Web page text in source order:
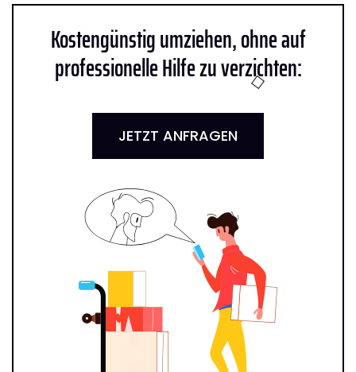
Kostengünstig umziehen, ohne auf
professionelle Hilfe zu verzichten:
JETZT ANFRAGEN